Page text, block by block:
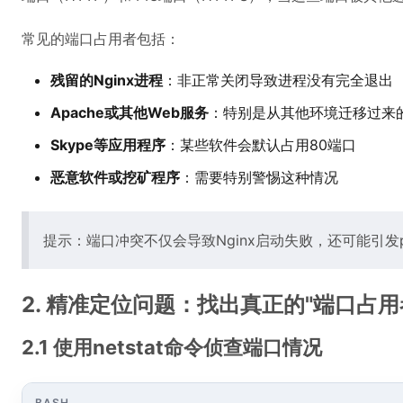
常见的端口占用者包括：
残留的Nginx进程 ：非正常关闭导致进程没有完全退出
Apache或其他Web服务 ：特别是从其他环境迁移过来
Skype等应用程序 ：某些软件会默认占用80端口
恶意软件或挖矿程序 ：需要特别警惕这种情况
提示：端口冲突不仅会导致Nginx启动失败，还可能引
2. 精准定位问题：找出真正的"端口占
2.1 使用netstat命令侦查端口情况